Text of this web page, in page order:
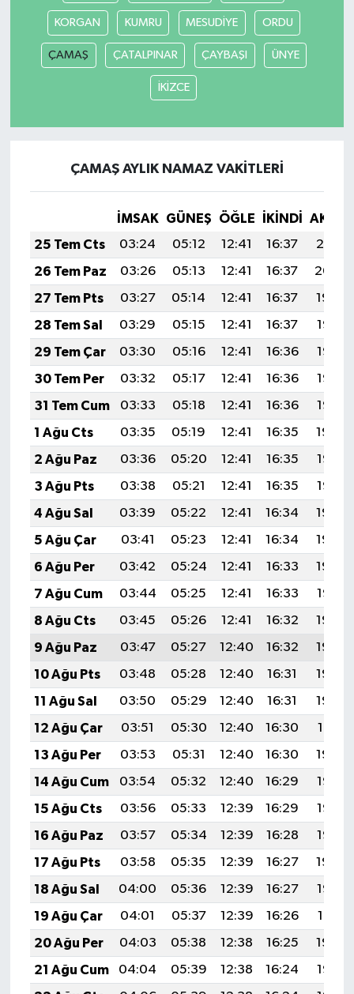
KORGAN KUMRU MESUDİYE ORDU
ÇAMAŞ ÇATALPINAR ÇAYBAŞI ÜNYE
İKİZCE
ÇAMAŞ AYLIK NAMAZ VAKITLERI
İMSAK GÜNEŞ ÖĞLE İKINDI
25 Tem Cts
03:24 05:12 12:41 16:37
20:01
26 Tem Paz
03:26 05:13 12:41 16:37
20:00
27 Tem Pts
03:27 05:14 12:41 16:37
19:59
28 Tem Sal
03:29 05:15 12:41 16:37
19:58
29 Tem Çar
03:30 05:16 12:41 16:36
19:57
30 Tem Per
03:32 05:17 12:41 16:36
19:56
31 Tem Cum
03:33 05:18 12:41 16:36
19:55
1 Ağu Cts
03:35 05:19 12:41 16:35
19:54
2 Ağu Paz
03:36 05:20 12:41 16:35
19:53
3 Ağu Pts
03:38 05:21 12:41 16:35
19:52
4 Ağu Sal
03:39 05:22 12:41 16:34
19:50
5 Ağu Çar
03:41 05:23 12:41 16:34
19:49
6 Ağu Per
03:42 05:24 12:41 16:33
19:48
7 Ağu Cum
03:44 05:25 12:41 16:33
19:47
8 Ağu Cts
03:45 05:26 12:41 16:32
19:46
9 Ağu Paz
03:47 05:27 12:40 16:32
19:44
10 Ağu Pts
03:48 05:28 12:40 16:31
19:43
11 Ağu Sal
03:50 05:29 12:40 16:31
19:42
12 Ağu Çar
03:51 05:30 12:40 16:30
19:41
13 Ağu Per
03:53 05:31 12:40 16:30
19:39
14 Ağu Cum
03:54 05:32 12:40 16:29
19:38
15 Ağu Cts
03:56 05:33 12:39 16:29
19:36
16 Ağu Paz
03:57 05:34 12:39 16:28
19:35
17 Ağu Pts
03:58 05:35 12:39 16:27
19:34
18 Ağu Sal
04:00 05:36 12:39 16:27
19:32
19 Ağu Çar
04:01 05:37 12:39 16:26
19:31
20 Ağu Per
04:03 05:38 12:38 16:25
19:29
21 Ağu Cum
04:04 05:39 12:38 16:24
19:28